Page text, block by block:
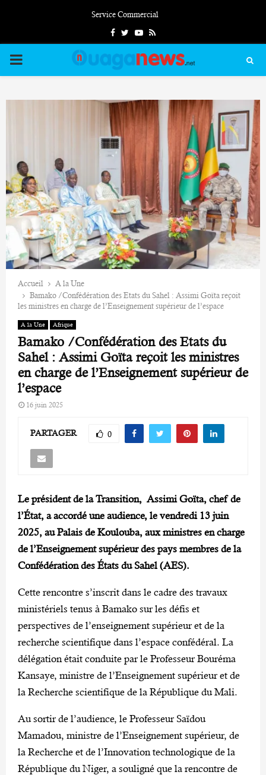
Service Commercial
FacebookTwitterYoutube
Rss
PRIMARY
Accueil
A la Une
Bamako /Confédération des Etats du Sahel : Assimi Goïta reçoit
les ministres en charge de l’Enseignement supérieur de l’espace
A la Une Afrique
Bamako /Confédération des Etats du
Sahel : Assimi Goïta reçoit les ministres
en charge de l’Enseignement supérieur de
l’espace
16 juin 2025
PARTAGER 0
Le président de la Transition, Assimi Goïta, chef de
l’État, a accordé une audience, le vendredi 13 juin
2025, au Palais de Koulouba, aux ministres en charge
de l’Enseignement supérieur des pays membres de la
Confédération des États du Sahel (AES).
Cette rencontre s’inscrit dans le cadre des travaux
ministériels tenus à Bamako sur les défis et
perspectives de l’enseignement supérieur et de la
recherche scientifique dans l’espace confédéral. La
délégation était conduite par le Professeur Bouréma
Kansaye, ministre de l’Enseignement supérieur et de
la Recherche scientifique de la République du Mali.
Au sortir de l’audience, le Professeur Saïdou
Mamadou, ministre de l’Enseignement supérieur, de
la Recherche et de l’Innovation technologique de la
République du Niger, a souligné que la rencontre de